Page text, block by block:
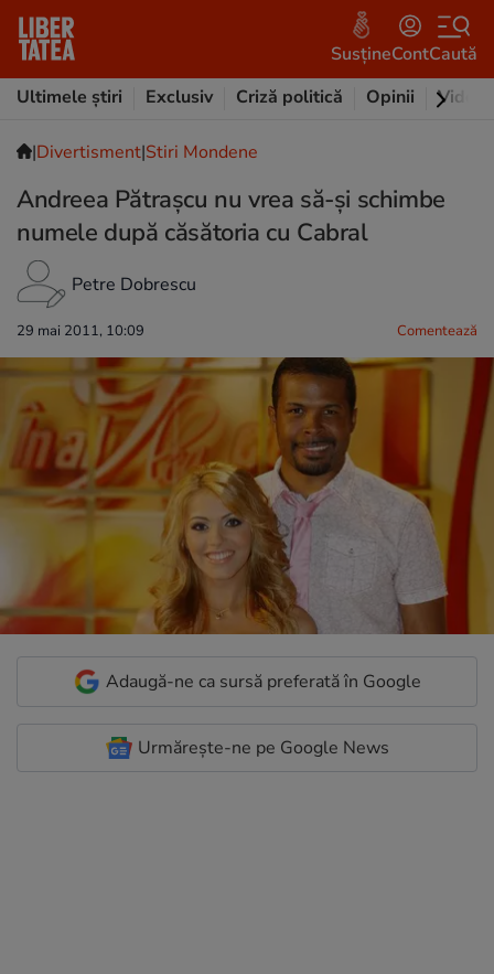
SusțineContCaută
Ultimele știri
Exclusiv Criză politică Opinii Video
|Divertisment|Stiri Mondene
Andreea Pătrașcu nu vrea să-și schimbe
numele după căsătoria cu Cabral
Petre Dobrescu
29 mai 2011, 10:09 Comentează
Adaugă-ne ca sursă preferată în Google
Urmărește-ne pe Google News